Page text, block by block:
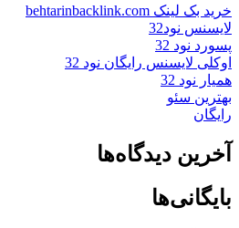
خرید بک لینک behtarinbacklink.com
لایسنس نود32
پسورد نود 32
اوکلی لایسنس رایگان نود 32
همیار نود 32
بهترین سئو
رایگان
آخرین دیدگاه‌ها
بایگانی‌ها